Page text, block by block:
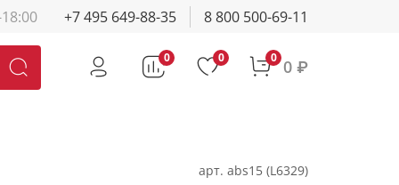
+7 495 649-88-35 8 800 500-69-11
0 0 0 0 ₽
арт. abs15 (L6329)